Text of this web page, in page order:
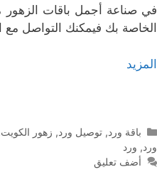
في صناعة أجمل باقات الزهور
الخاصة بك فيمكنك التواصل
المزيد
التصنيفات
باقة ورد, توصيل ورد, زهور الكويت
ورد, ورد
أضف تعليق